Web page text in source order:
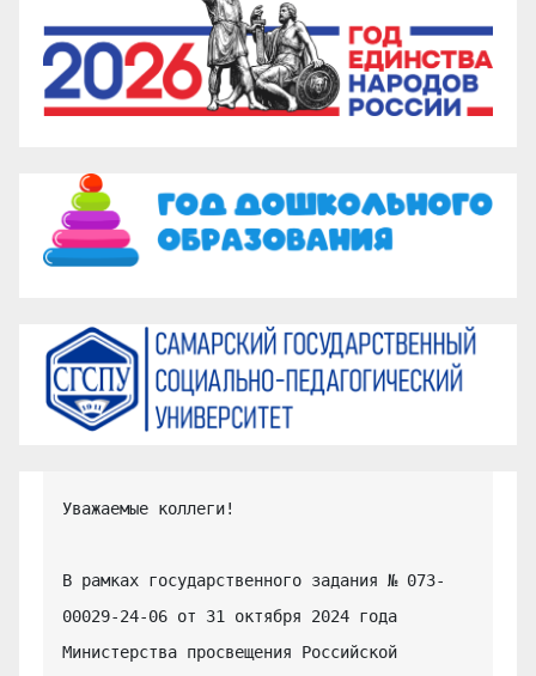
Уважаемые коллеги!
В рамках государственного задания № 073-
00029-24-06 от 31 октября 2024 года
Министерства просвещения Российской